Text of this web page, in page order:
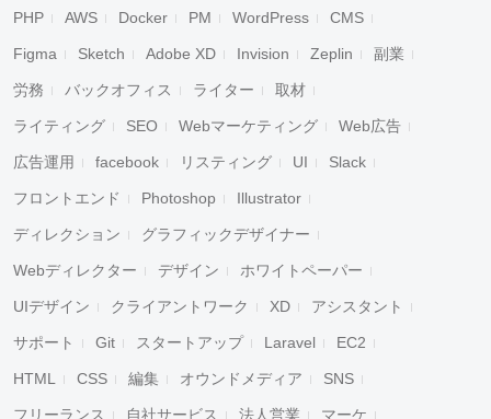
PHP AWS Docker PM WordPress CMS
Figma Sketch Adobe XD Invision Zeplin 副業
労務 バックオフィス ライター 取材
ライティング SEO Webマーケティング Web広告
広告運用 facebook リスティング UI Slack
フロントエンド Photoshop Illustrator
ディレクション グラフィックデザイナー
Webディレクター デザイン ホワイトペーパー
UIデザイン クライアントワーク XD アシスタント
サポート Git スタートアップ Laravel EC2
HTML CSS 編集 オウンドメディア SNS
フリーランス 自社サービス 法人営業 マーケ